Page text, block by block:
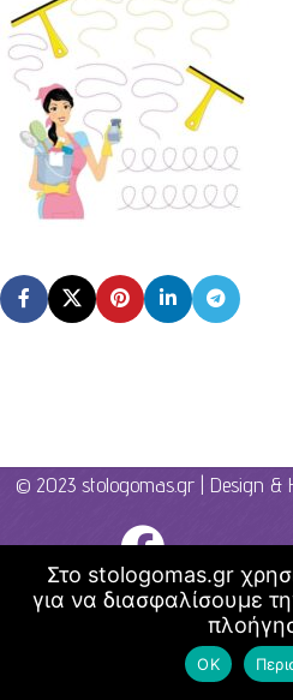
© 2023 stologomas.gr | Design &
Στο stologomas.gr
για να διασφαλίσουμε
ΟΚ